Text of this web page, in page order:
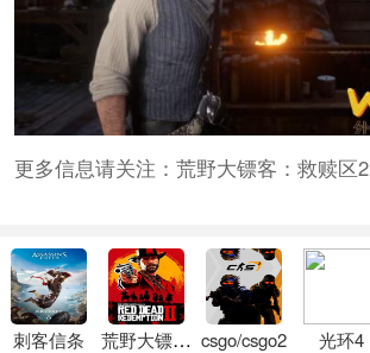
更多信息请关注：荒野大镖客：救赎区2
刺客信条 荒野大镖客2 csgo/csgo2 光环4